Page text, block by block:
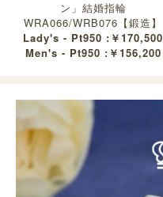
ン」結婚指輪
WRA066/WRB076【鍛造】
Lady's - Pt950 :￥170,500
Men's - Pt950 :￥156,200